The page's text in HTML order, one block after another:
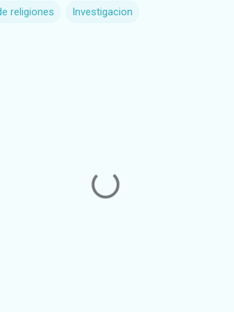
religiones Investigacion